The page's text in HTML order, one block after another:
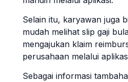
Selain itu, karyawan juga
mudah melihat slip gaji
mengajukan klaim
perusahaan melalui
Sebagai informasi